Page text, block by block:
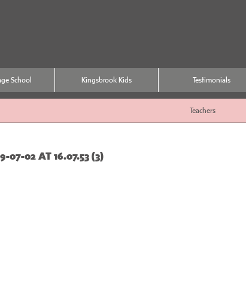
School Kingsbrook Kids Testimonials
Teachers
07-02 AT 16.07.53 (3)